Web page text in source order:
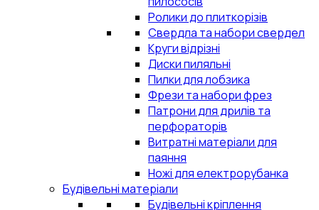
Ролики до плиткорізів
Свердла та набори свердел
Круги відрізні
Диски пиляльні
Пилки для лобзика
Фрези та набори фрез
Патрони для дрилів та
перфораторів
Витратні матеріали для
паяння
Ножі для електрорубанка
Будівельні матеріали
Будівельні кріплення